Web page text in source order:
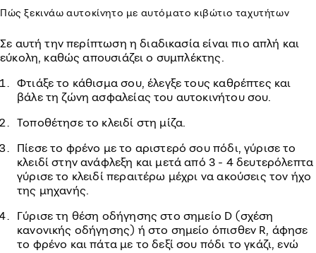
Πώς ξεκινάω αυτοκίνητο με αυτόματο κιβώτιο ταχυτήτων
Σε αυτή την περίπτωση η διαδικασία είναι πιο απλή και
εύκολη, καθώς απουσιάζει ο συμπλέκτης.
Φτιάξε το κάθισμα σου, έλεγξε τους καθρέπτες και
βάλε τη ζώνη ασφαλείας του αυτοκινήτου σου.
Τοποθέτησε το κλειδί στη μίζα.
Πίεσε το φρένο με το αριστερό σου πόδι, γύρισε το
κλειδί στην ανάφλεξη και μετά από 3 - 4 δευτερόλεπτα
γύρισε το κλειδί περαιτέρω μέχρι να ακούσεις τον ήχο
της μηχανής.
Γύρισε τη θέση οδήγησης στο σημείο D (σχέση
κανονικής οδήγησης) ή στο σημείο όπισθεν R, άφησε
το φρένο και πάτα με το δεξί σου πόδι το γκάζι, ενώ